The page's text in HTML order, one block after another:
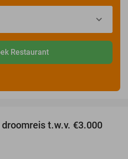
Restaurant
t.w.v. €3.000